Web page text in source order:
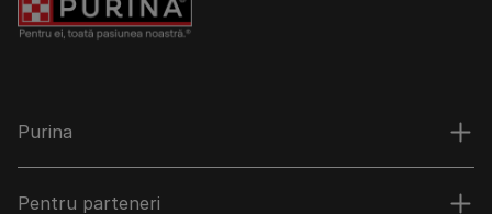
Purina
Pentru parteneri